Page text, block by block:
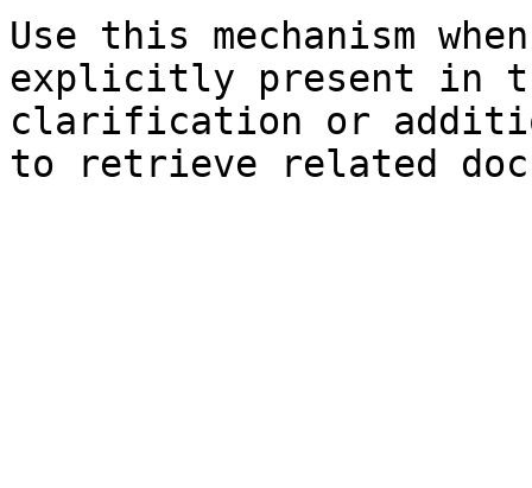
Use this mechanism
explicitly present in
clarification or